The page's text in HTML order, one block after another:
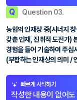
Q Question 03.
농협의 인재상 중(시너지
갖춘 인재, 진취적 도전가)
경험을 들어 기술하여 주십
(부합하는 인재상의 의미 /
빠르게 시작하기
작성한 내용이 없어